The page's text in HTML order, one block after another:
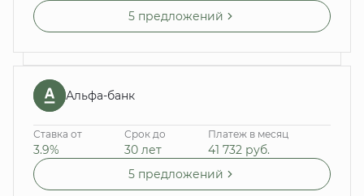
5 предложений
Альфа-банк
Ставка от
3.9%
Срок до
30 лет
Платеж в месяц
41 732 руб.
5 предложений